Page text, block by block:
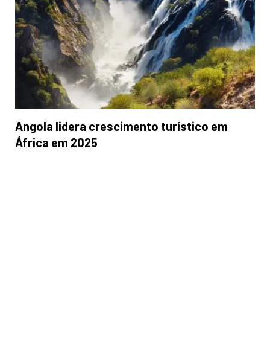
Angola lidera crescimento turístico em
África em 2025